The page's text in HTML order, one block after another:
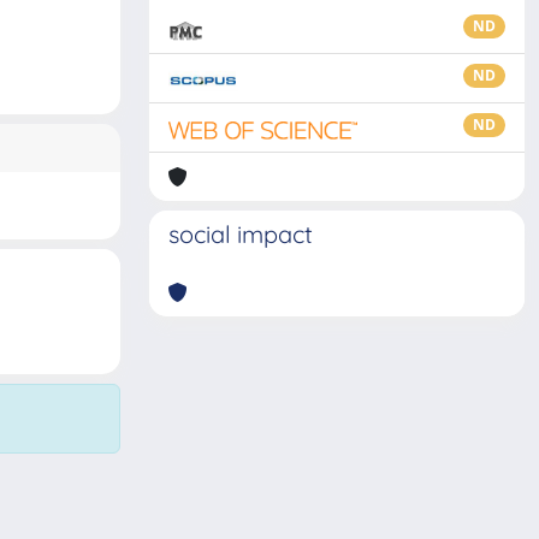
ND
ND
ND
social impact